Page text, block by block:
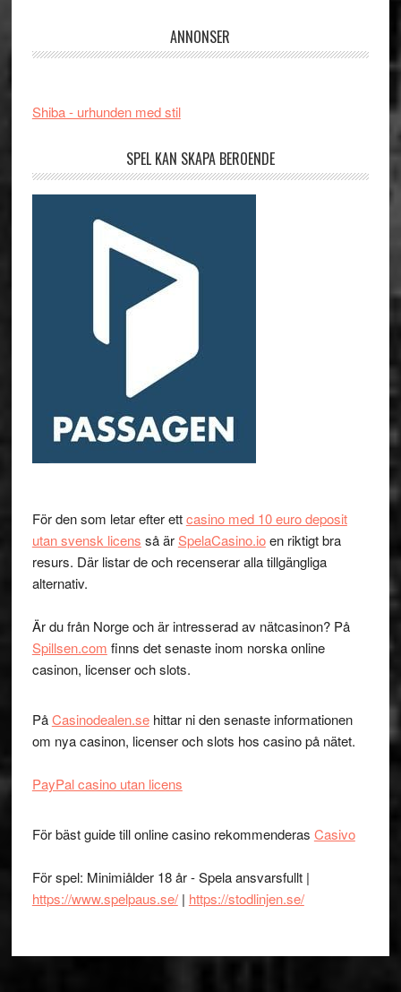
ANNONSER
Shiba - urhunden med stil
SPEL KAN SKAPA BEROENDE
För den som letar efter ettcasino med 10 euro deposit
utan svensk licens så ärSpelaCasino.ioen riktigt bra
resurs. Där listar de och recenserar alla tillgängliga
alternativ.
Är du från Norge och är intresserad av nätcasinon? På
Spillsen.com finns det senaste inom norska online
casinon, licenser och slots.
PåCasinodealen.sehittar ni den senaste informationen
om nya casinon, licenser och slots hos casino på nätet.
PayPal casino utan licens
För bäst guide till online casino rekommenderas Casivo
För spel: Minimiålder 18 år - Spela ansvarsfullt |
https://www.spelpaus.se/| https://stodlinjen.se/